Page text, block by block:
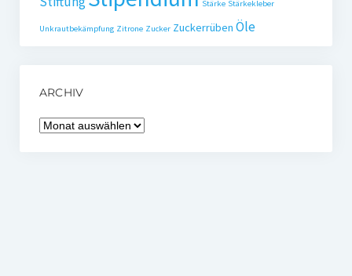
Stärke Stärkekleber
Unkrautbekämpfung Zitrone Zucker Zuckerrüben Öle
ARCHIV
Archiv